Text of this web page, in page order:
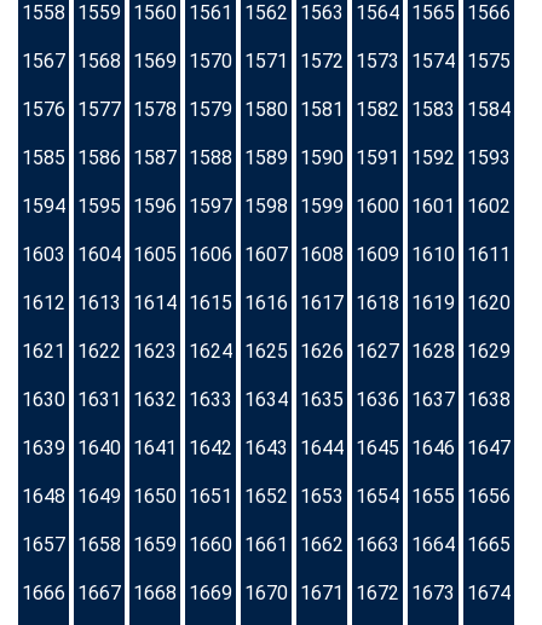
1558 1559 1560 1561 1562 1563 1564 1565 1566
1567 1568 1569 1570 1571 1572 1573 1574 1575
1576 1577 1578 1579 1580 1581 1582 1583 1584
1585 1586 1587 1588 1589 1590 1591 1592 1593
1594 1595 1596 1597 1598 1599 1600 1601 1602
1603 1604 1605 1606 1607 1608 1609 1610 1611
1612 1613 1614 1615 1616 1617 1618 1619 1620
1621 1622 1623 1624 1625 1626 1627 1628 1629
1630 1631 1632 1633 1634 1635 1636 1637 1638
1639 1640 1641 1642 1643 1644 1645 1646 1647
1648 1649 1650 1651 1652 1653 1654 1655 1656
1657 1658 1659 1660 1661 1662 1663 1664 1665
1666 1667 1668 1669 1670 1671 1672 1673 1674